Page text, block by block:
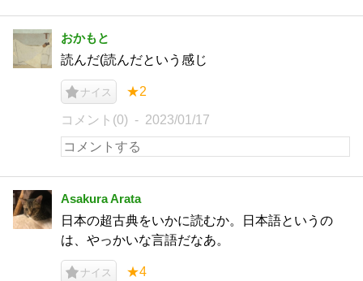
おかもと
読んだ(読んだという感じ
ナイス ★2
コメント(0) 2023/01/17
Asakura Arata
日本の超古典をいかに読むか。日本語というの
は、やっかいな言語だなあ。
ナイス ★4